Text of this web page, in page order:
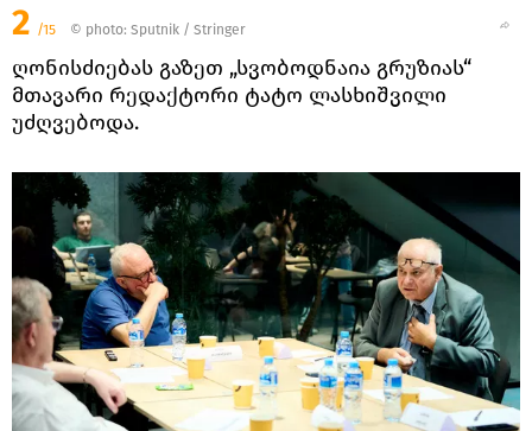
2 /15 © photo: Sputnik / Stringer
ღონისძიებას გაზეთ „სვობოდნაია გრუზიას“
მთავარი რედაქტორი ტატო ლასხიშვილი
უძღვებოდა.